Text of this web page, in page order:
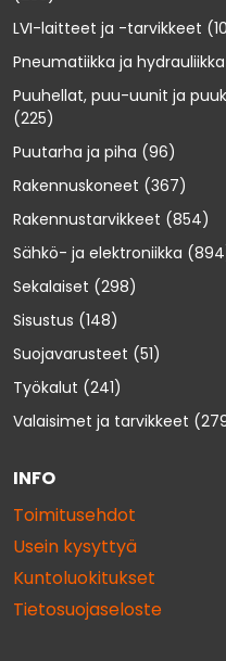
LVI-laitteet ja -tarvikkeet
Pneumatiikka ja hydrauliikka
Puuhellat, puu-uunit ja
(225)
Puutarha ja piha (96)
Rakennuskoneet (367)
Rakennustarvikkeet (854)
Sähkö- ja elektroniikka
Sekalaiset (298)
Sisustus (148)
Suojavarusteet (51)
Työkalut (241)
Valaisimet ja tarvikkeet
INFO
Toimitusehdot
Usein kysyttyä
Kuntoluokitukset
Tietosuojaseloste